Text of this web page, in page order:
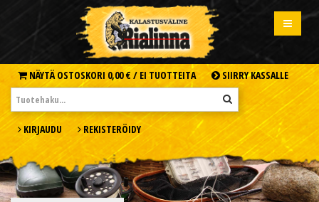
NÄYTÄ OSTOSKORI 0,00 € / EI TUOTTEITA SIIRRY KASSALLE
KIRJAUDU REKISTERÖIDY